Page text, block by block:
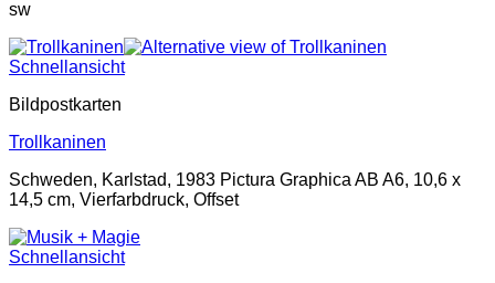
sw
Schnellansicht
Bildpostkarten
Trollkaninen
Schweden, Karlstad, 1983 Pictura Graphica AB A6, 10,6 x
14,5 cm, Vierfarbdruck, Offset
Schnellansicht